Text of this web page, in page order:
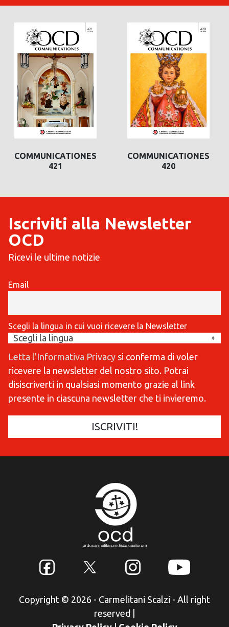
COMMUNICATIONES
421
COMMUNICATIONES
420
COMMUNICATIONES
420
Iscriviti alla Newsletter
OCD
Ricevi le ultime notizie
Email
Scegli la lingua in cui vuoi ricevere la Newsletter
Letta l'Informativa Privacy si conferma di voler
ricevere la newsletter del nostro sito. Potrai
disiscriverti in qualsiasi momento grazie al link
presente in ciascuna newsletter che ti invieremo.
Copyright © 2026 - Carmelitani Scalzi - All right
reserved